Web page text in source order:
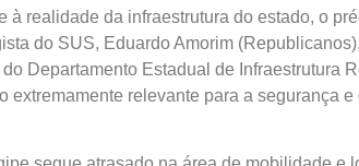
à realidade da infraestrutura do estado, o
do SUS, Eduardo Amorim
Departamento Estadual de Infraestrutura
extremamente relevante para a segurança